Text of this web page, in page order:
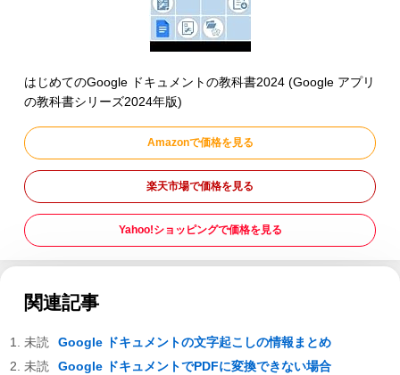
はじめてのGoogle ドキュメントの教科書2024 (Google アプリ
の教科書シリーズ2024年版)
Amazonで価格を見る
楽天市場で価格を見る
Yahoo!ショッピングで価格を見る
関連記事
Google ドキュメントの文字起こしの情報まとめ
Google ドキュメントでPDFに変換できない場合